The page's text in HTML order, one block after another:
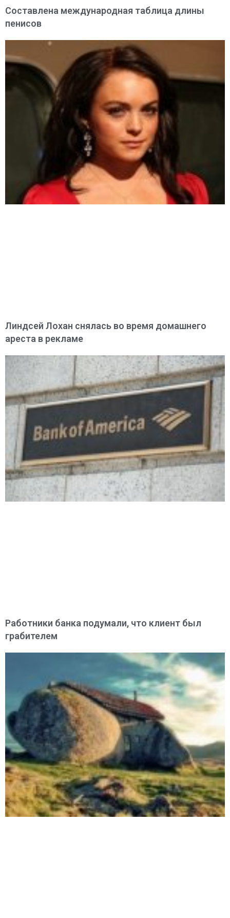
Составлена международная таблица длины
пенисов
Линдсей Лохан снялась во время домашнего
ареста в рекламе
Работники банка подумали, что клиент был
грабителем